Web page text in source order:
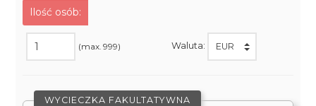
Ilość osób:
(max. 999) Waluta:
WYCIECZKA FAKULTATYWNA